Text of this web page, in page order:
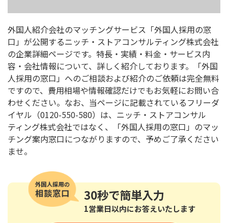
外国人紹介会社のマッチングサービス「外国人採用の窓
口」が公開するニッチ・ストアコンサルティング株式会社
の企業詳細ページです。特長・実績・料金・サービス内
容・会社情報について、詳しく紹介しております。「外国
人採用の窓口」へのご相談および紹介のご依頼は完全無料
ですので、費用相場や情報確認だけでもお気軽にお問い合
わせください。なお、当ページに記載されているフリーダ
イヤル（0120-550-580）は、ニッチ・ストアコンサル
ティング株式会社ではなく、「外国人採用の窓口」のマッ
チング案内窓口につながりますので、予めご了承ください
ませ。
30秒で簡単入力
1営業日以内にお答えいたします